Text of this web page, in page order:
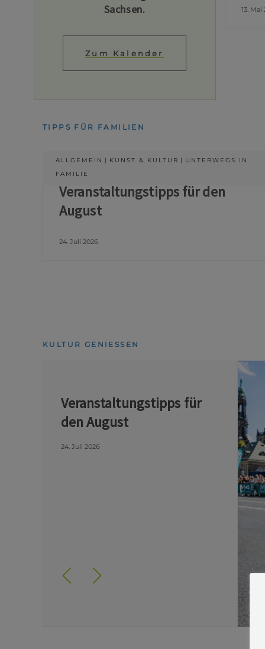
Sachsen.
Zum Kalender
13. Mai
TIPPS FÜR FAMILIEN
ALLGEMEIN KUNST & KULTUR
UNTERWEGS IN
FAMILIE
Veranstaltungstipps für den
August
24. Juli 2026
KULTUR GENIESSEN
Veranstaltungstipps für
den August
24. Juli 2026